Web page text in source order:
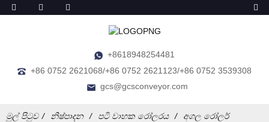
+8618948254481
+86 0752 2621068/+86 0752 2621123/+86 0752 3539308
gcs@gcsconveyor.com
මුල් පිටුව නිෂ්පාදන පටි වාහක රෝලරය අගල රෝලර්